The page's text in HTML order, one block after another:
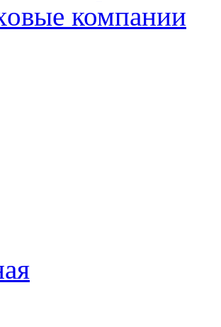
компании